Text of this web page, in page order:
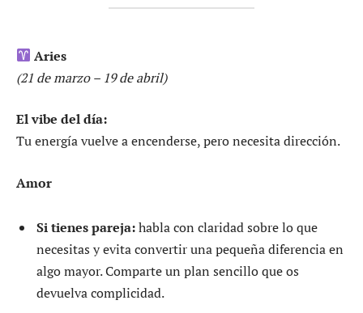
Aries
(21 de marzo – 19 de abril)
El vibe del día:
Tu energía vuelve a encenderse, pero necesita dirección.
Amor
Si tienes pareja:habla con claridad sobre lo que
necesitas y evita convertir una pequeña diferencia en
algo mayor. Comparte un plan sencillo que os
devuelva complicidad.